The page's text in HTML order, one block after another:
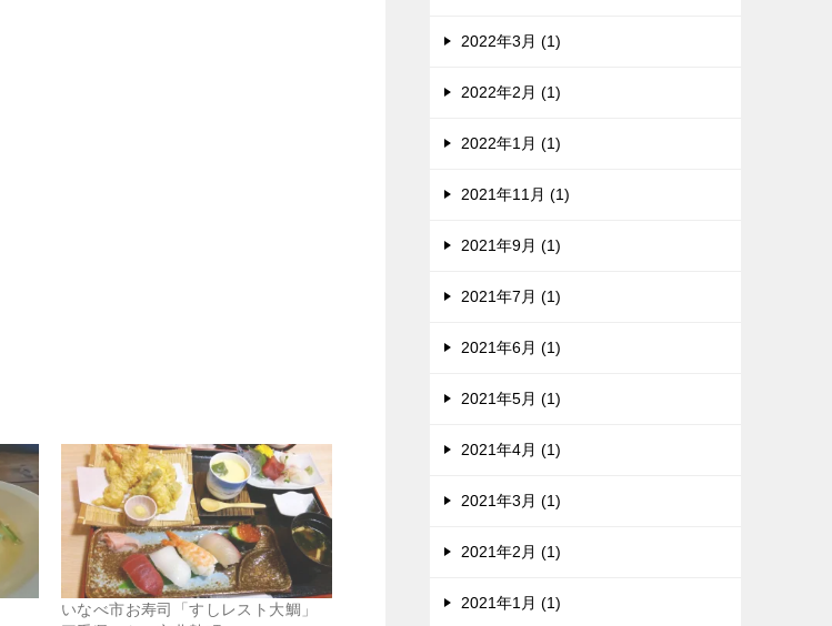
いなべ市お寿司「すしレスト大鯛」
2022年3月 (1)
2022年2月 (1)
2022年1月 (1)
2021年11月 (1)
2021年9月 (1)
2021年7月 (1)
2021年6月 (1)
2021年5月 (1)
2021年4月 (1)
2021年3月 (1)
2021年2月 (1)
2021年1月 (1)